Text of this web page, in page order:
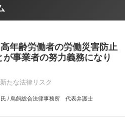
年齢労働者の労働災害防止
が事業者の努力義務になり
たな法律リスク
氏 / 鳥飼総合法律事務所 代表弁護士